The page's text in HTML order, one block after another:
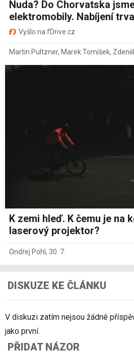
Nuda? Do Chorvatska
elektromobily. Nabíjení
Vyšlo na fDrive.cz
Martin Pultzner, Marek Tomíšek,
K zemi hleď. K čemu je na
laserový projektor?
Ondřej Pohl , 30. 7.
DISKUZE KE ČLÁNKU
V diskuzi zatím nejsou žádné
jako první.
PŘIDAT NÁZOR